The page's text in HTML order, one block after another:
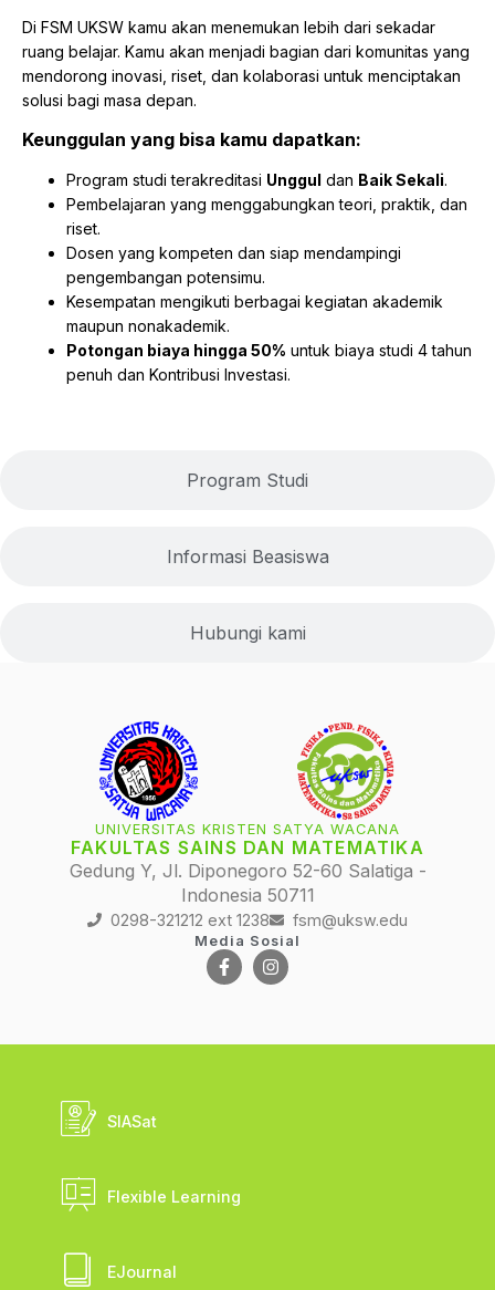
Program Studi
Informasi Beasiswa
Hubungi kami
Di FSM UKSW kamu akan menemukan lebih dari sekadar
ruang belajar. Kamu akan menjadi bagian dari komunitas yang
mendorong inovasi, riset, dan kolaborasi untuk menciptakan
solusi bagi masa depan.
Keunggulan yang bisa kamu dapatkan:
Program studi terakreditasi Unggul dan Baik Sekali.
Pembelajaran yang menggabungkan teori, praktik, dan
riset.
Dosen yang kompeten dan siap mendampingi
pengembangan potensimu.
Kesempatan mengikuti berbagai kegiatan akademik
maupun nonakademik.
Potongan biaya hingga 50% untuk biaya studi 4 tahun
penuh dan Kontribusi Investasi.
UNIVERSITAS KRISTEN SATYA WACANA
FAKULTAS SAINS DAN MATEMATIKA
Gedung Y, Jl. Diponegoro 52-60 Salatiga -
Indonesia 50711
0298-321212 ext 1238 fsm@uksw.edu
Media Sosial
SIASat
Flexible Learning
EJournal